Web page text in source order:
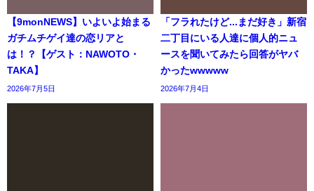
【9monNEWS】いよいよ始まる
ガチムチゲイ達の恋リアと
は！？【ゲスト：NAWOTO・
TAKA】
2026年7月5日
「フラれたけど...まだ好き」新宿
二丁目にいる人達に個人的ニュ
ースを聞いてみたら回答がヤバ
かったwwwww
2026年7月4日